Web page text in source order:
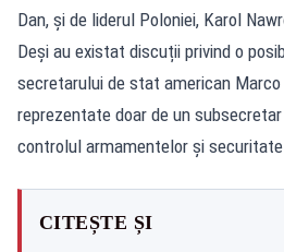
Dan, și de liderul Poloniei, Karol
Deși au existat discuții privind o
secretarului de stat american
reprezentate doar de un
controlul armamentelor și
CITEȘTE ȘI